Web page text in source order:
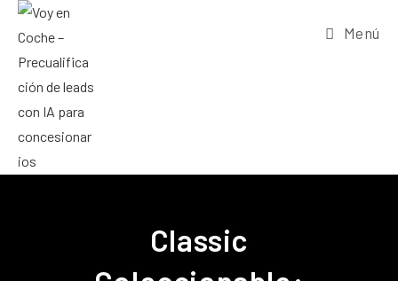
Menú
Classic